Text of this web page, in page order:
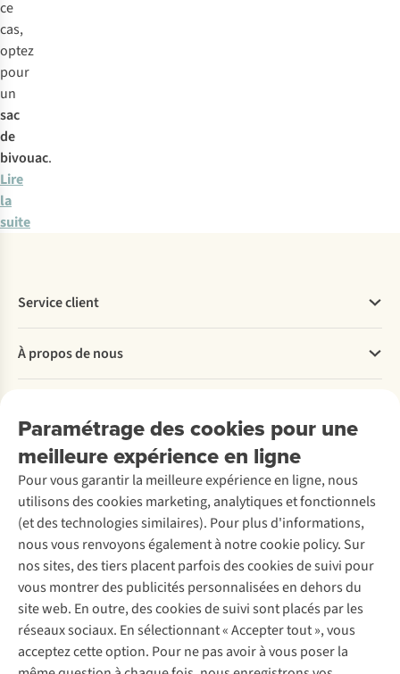
ce
cas,
optez
pour
un
sac
de
bivouac.
Lire
la
suite
Paramétrage des cookies pour une
meilleure expérience en ligne
Pour vous garantir la meilleure expérience en ligne, nous
utilisons des cookies marketing, analytiques et fonctionnels
(et des technologies similaires). Pour plus d'informations,
nous vous renvoyons également à notre cookie policy. Sur
nos sites, des tiers placent parfois des cookies de suivi pour
vous montrer des publicités personnalisées en dehors du
site web. En outre, des cookies de suivi sont placés par les
réseaux sociaux. En sélectionnant « Accepter tout », vous
acceptez cette option. Pour ne pas avoir à vous poser la
Service client
Commander
Payer
Retourner
Rétractation d'une commande
Entretien & réparations
Garantie
Contactez-nous
À propos de nous
Entreprise responsable
À propos d’Ayacucho
Nos magasins
À propos d’A.S.Adventure
Déclaration d'accessibilité
Location / Location sports d’hiver
Seconde-main
Entretien de ski
Service de lavage
Entretien de chaussures
Réparation de chaussures
Réparation de vêtements
Retouches
Pour les entreprises
Découvrez
A.S.Magazine
Explore Camp
Expertise & conseils
Abonnez-vous à la newsletter
Suivez-nous